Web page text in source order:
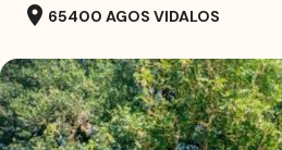
location_on 65400 AGOS VIDALOS